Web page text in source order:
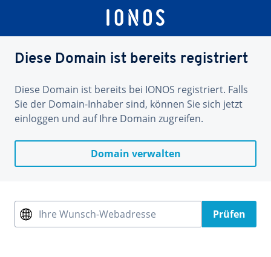
Diese Domain ist bereits registriert
Diese Domain ist bereits bei IONOS registriert. Falls
Sie der Domain-Inhaber sind, können Sie sich jetzt
einloggen und auf Ihre Domain zugreifen.
Domain verwalten
Ihre Wunsch-Webadresse Prüfen